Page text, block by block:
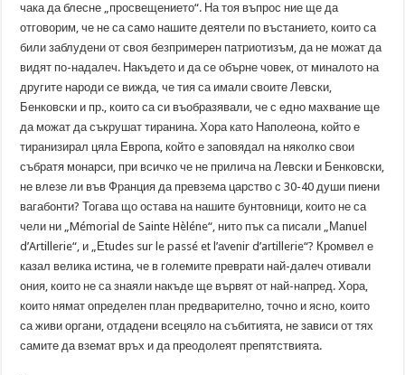
чака да блесне „просвещението“. На тоя въпрос ние ще да
отговорим, че не са само нашите деятели по въстанието, които са
били заблудени от своя безпримерен патриотизъм, да не можат да
видят по-надалеч. Накъдето и да се обърне човек, от миналото на
другите народи се вижда, че тия са имали своите Левски,
Бенковски и пр., които са си въобразявали, че с едно махвание ще
да можат да съкрушат тиранина. Хора като Наполеона, който е
тиранизирал цяла Европа, който е заповядал на няколко свои
събратя монарси, при всичко че не прилича на Левски и Бенковски,
не влезе ли във Франция да превзема царство с 30-40 души пиени
вагабонти? Тогава що остава на нашите бунтовници, които не са
чели ни „Mémorial de Sainte Hèléne“, нито пък са писали „Маnuel
d’Artillerie“, и „Еtudes sur le passé et l’аvenir d’artillerie“? Кромвел е
казал велика истина, че в големите преврати най-далеч отивали
ония, които не са знаяли накъде ще вървят от най-напред. Хора,
които нямат определен план предварително, точно и ясно, които
са живи органи, отдадени всецяло на събитията, не зависи от тях
самите да вземат връх и да преодолеят препятствията.